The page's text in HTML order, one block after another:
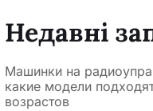
Недавні
Машинки на
какие модели
возрастов